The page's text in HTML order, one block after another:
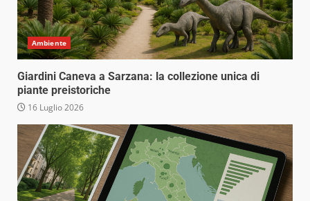
Ambiente
Giardini Caneva a Sarzana: la collezione unica di
piante preistoriche
16 Luglio 2026